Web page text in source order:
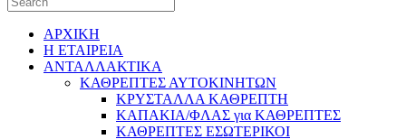
ΑΡΧΙΚΗ
H ΕΤΑΙΡΕΙΑ
ΑΝΤΑΛΛΑΚΤΙΚΑ
ΚΑΘΡΕΠΤΕΣ ΑΥΤΟΚΙΝΗΤΩΝ
ΚΡΥΣΤΑΛΛΑ ΚΑΘΡΕΠΤΗ
ΚΑΠΑΚΙΑ/ΦΛΑΣ για ΚΑΘΡΕΠΤΕΣ
ΚΑΘΡΕΠΤΕΣ ΕΣΩΤΕΡΙΚΟΙ